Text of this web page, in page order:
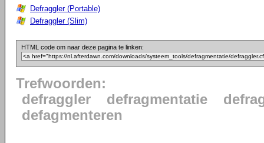
Defraggler (Portable)
Defraggler (Slim)
HTML code om naar deze pagina te linken:
Trefwoorden:
defraggler
defragmentatie
defagmenteren